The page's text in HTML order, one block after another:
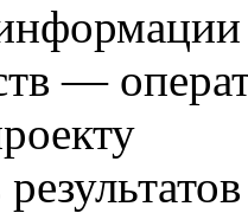
—